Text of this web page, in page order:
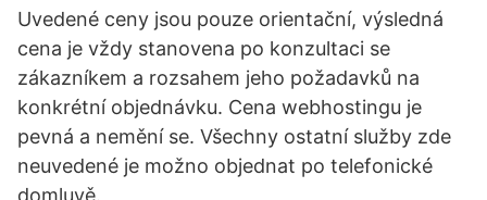
Uvedené ceny jsou pouze orientační, výsledná
cena je vždy stanovena po konzultaci se
zákazníkem a rozsahem jeho požadavků na
konkrétní objednávku. Cena webhostingu je
pevná a nemění se. Všechny ostatní služby zde
neuvedené je možno objednat po telefonické
domluvě.